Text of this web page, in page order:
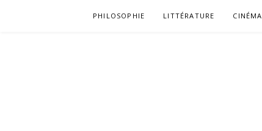
PHILOSOPHIE LITTÉRATURE CINÉMA